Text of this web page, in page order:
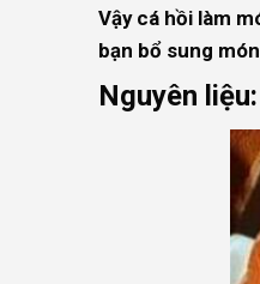
Vậy cá hồi làm
bạn bổ sung
Nguyên liệu: